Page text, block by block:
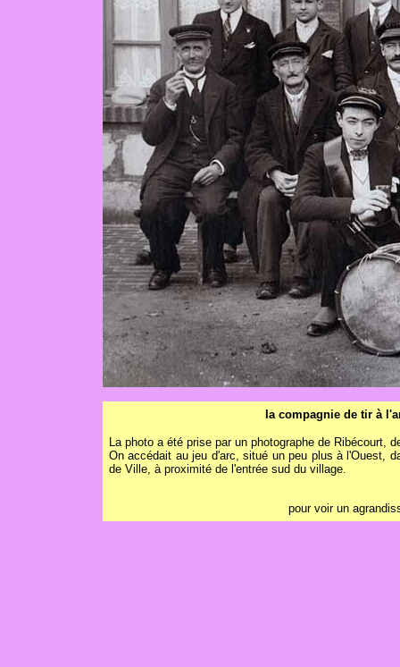
la compagnie de tir à
La photo a été prise par un photographe de Ribécourt,
On accédait au jeu d'arc, situé un peu plus à l'Ouest,
de Ville, à proximité de l'entrée sud du village.
pour voir un